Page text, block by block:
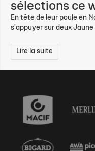
sélections ce
En tête de leur poule en
s'appuyer sur deux Jaune
Lire la suite